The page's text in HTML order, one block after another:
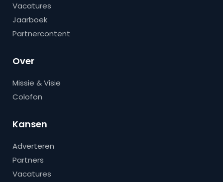
Vacatures
Jaarboek
Partnercontent
Over
Missie & Visie
Colofon
Kansen
Adverteren
Partners
Vacatures